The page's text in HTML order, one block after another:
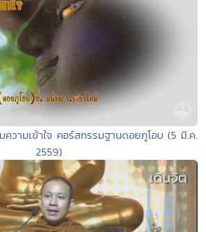
วามเข้าใจ คอร์สกรรมฐานดอยภูโอบ (5 มี.ค.
2559)